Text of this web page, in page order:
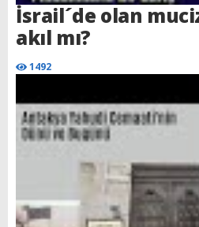
İsrail´de olan
akıl mı?
1492